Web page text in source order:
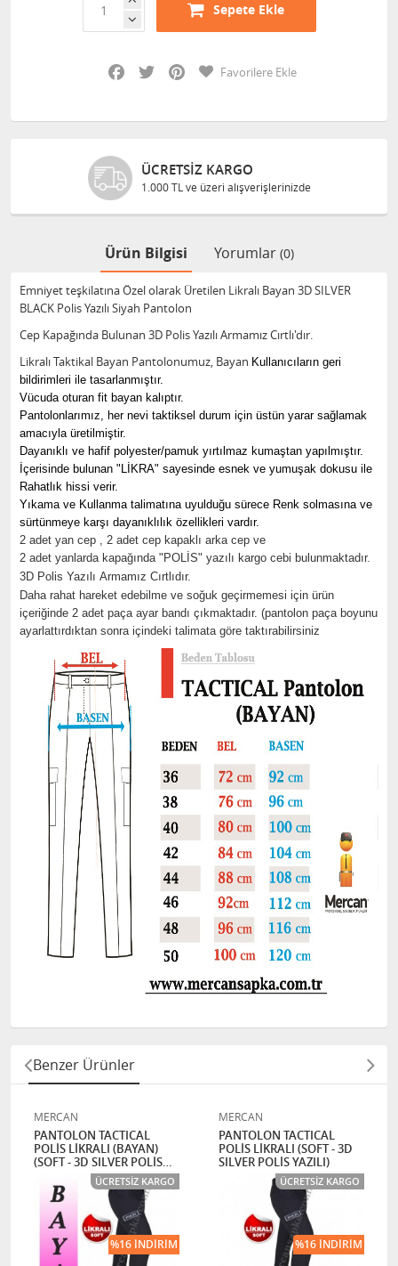
Sepete Ekle
Facebook
Twitter PinterestFavorilere Ekle
GÜVENLI ALIŞVERIŞ
Bilgileriniz 128 Bit SSL ile
Ürün Bilgisi Yorumlar (0)
Emniyet teşkilatına Özel olarak Üretilen Likralı Bayan 3D SILVER
BLACK Polis Yazılı Siyah Pantolon
Cep Kapağında Bulunan 3D Polis Yazılı Armamız Cırtlı'dır.
Likralı Taktikal Bayan Pantolonumuz, Bayan ​ Kullanıcıların geri
bildirimleri ile tasarlanmıştır.
Vücuda oturan fit bayan kalıptır.
Pantolonlarımız, her nevi taktiksel durum için üstün yarar sağlamak
amacıyla üretilmiştir.
Dayanıklı ve hafif polyester/pamuk yırtılmaz kumaştan yapılmıştır.
İçerisinde bulunan "LİKRA" sayesinde esnek ve yumuşak dokusu ile
Rahatlık hissi verir.
Yıkama ve Kullanma talimatına uyulduğu sürece Renk solmasına ve
sürtünmeye karşı dayanıklılık özellikleri vardır.
2 adet yan cep , 2 adet cep kapaklı arka cep ve
2 adet yanlarda kapağında "POLİS" yazılı kargo cebi bulunmaktadır.
3D Polis Yazılı Armamız Cırtlıdır.
Daha rahat hareket edebilme ve soğuk geçirmemesi için ürün
içeriğinde 2 adet paça ayar bandı çıkmaktadır. (pantolon paça boyunu
ayarlattırdıktan sonra içindeki talimata göre taktırabilirsiniz
Benzer Ürünler
MERCAN
PANTOLON TACTICAL
POLİS LİKRALI (BAYAN)
(SOFT - 3D SILVER POLİS
ÜCRETSIZ KARGO
%16 İNDIRIM
MERCAN
PANTOLON TACTICAL
POLİS LİKRALI (SOFT - 3D
SILVER POLİS YAZILI)
ÜCRETSIZ KARGO
%16 İNDIRIM